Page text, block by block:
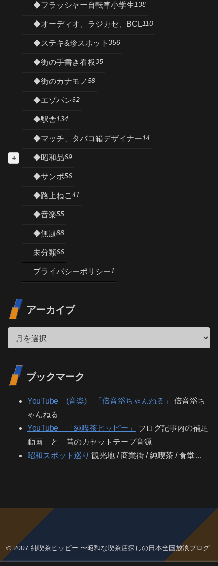
◆フラッシャー自転車小学生138
◆オーディオ、ラジカセ、BCL110
◆ステキ&珍スポット 356
◆街の手書き看板35
◆街のカナモノ58
◆エゾパン62
◆駅舎134
◆マッチ、タバコ箱デザイナー14
◆昭和品69
◆サンポ56
◆路上ねこ 41
◆音楽55
◆無題88
未分類66
プライバシーポリシー1
アーカイブ
ブックマーク
YouTube (音楽) 「倍音浴ちゃんねる」
倍音浴ち
ゃんねる
YouTube 「純喫茶ヒッピー」
ブログ記事内の補足
動画 と 昔のカセットテープ音源
昭和スポット巡り 観光地 / 商業街 / 純喫茶 / 食堂…
© 2007 純喫茶ヒッピー 〜昭和な喫茶店探しの日本全国放浪ブログ.